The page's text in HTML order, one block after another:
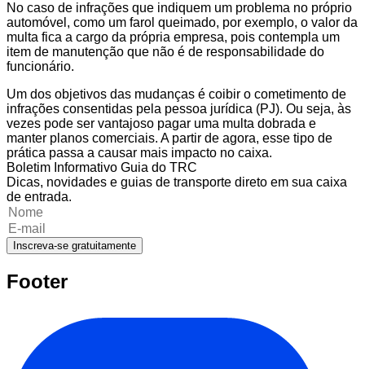
No caso de infrações que indiquem um problema no próprio
automóvel, como um farol queimado, por exemplo, o valor da
multa fica a cargo da própria empresa, pois contempla um
item de manutenção que não é de responsabilidade do
funcionário.
Um dos objetivos das mudanças é coibir o cometimento de
infrações consentidas pela pessoa jurídica (PJ). Ou seja, às
vezes pode ser vantajoso pagar uma multa dobrada e
manter planos comerciais. A partir de agora, esse tipo de
prática passa a causar mais impacto no caixa.
Boletim Informativo Guia do TRC
Dicas, novidades e guias de transporte direto em sua caixa
de entrada.
Inscreva-se gratuitamente
Footer